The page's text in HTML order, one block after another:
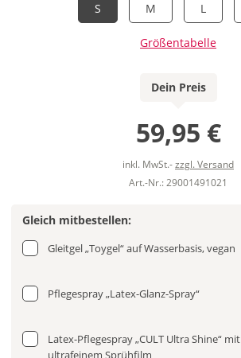
S M L
Größentabelle
Dein Preis
59,95 €
inkl. MwSt.-zzgl. Versand
Art.-Nr.: 29001491021
Gleich mitbestellen:
Gleitgel „Toygel“ auf Wasserbasis, vegan
Pflegespray „Latex-Glanz-Spray“
Latex-Pflegespray „CULT Ultra Shine“ mit
ultrafeinem Sprühfilm